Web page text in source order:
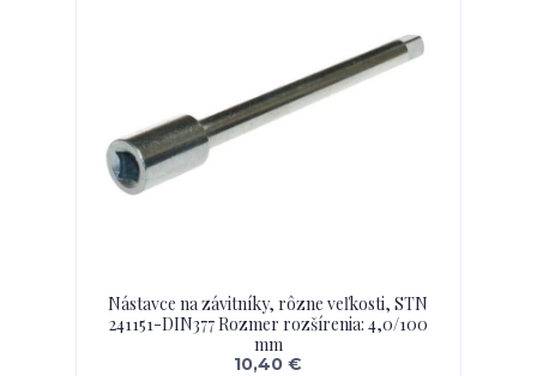
Nástavce na závitníky, rôzne veľkosti, STN
241151-DIN377 Rozmer rozšírenia: 4,0/100
mm
10,40 €